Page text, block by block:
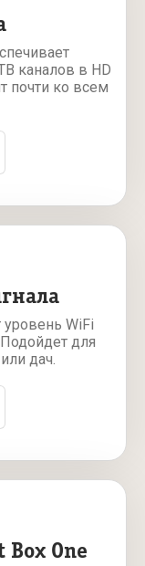
каналов в HD
почти ко всем
WiFi
для
дач.
One